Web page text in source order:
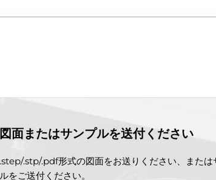
図面またはサンプルを送付ください
.step/.stp/.pdf形式の図面をお送りください、または
ルをご送付ください。